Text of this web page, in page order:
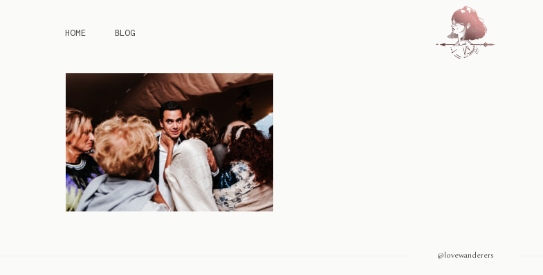
HOME BLOG
@lovewanderers